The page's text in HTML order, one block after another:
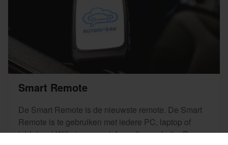
Smart Remote
De Smart Remote is de nieuwste remote. De Smart
Remote is te gebruiken met iedere PC, laptop of
tablet met Wifi via een unieke online website. De